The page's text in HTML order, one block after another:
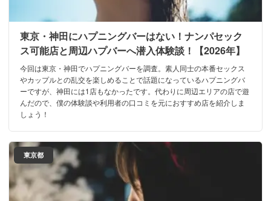
東京・神田にハプニングバーはない！ナンパセック
ス可能店と周辺ハプバーへ潜入体験談！【2026年】
今回は東京・神田でハプニングバーを調査。素人同士の本番セックス
やカップルとの乱交を楽しめることで話題になっているハプニングバ
ーですが、神田には1店もなかったです。代わりに周辺エリアの店で遊
んだので、僕の体験談や利用者の口コミを元におすすめ店を紹介しま
しょう！
東京都